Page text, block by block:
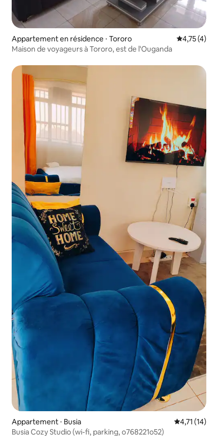
Appartement en résidence ⋅ Tororo Évaluation
4,75 (4)
Maison de voyageurs à Tororo, est de l'Ouganda
Appartement ⋅ Busia Évaluation
4,71 (14)
Busia Cozy Studio (wi-fi, parking, o768221o52)